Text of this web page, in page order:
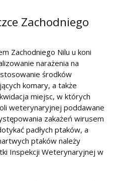
Zachodniego
Zachodniego Nilu u koni
narażenia na
środków
komary, a także
miejsc, w których
weterynaryjnej poddawane
zakażeń wirusem
padłych ptaków, a
ptaków należy
Inspekcji Weterynaryjnej w